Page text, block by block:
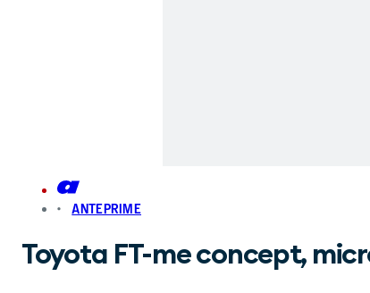
ANTEPRIME
Toyota FT-me concept,